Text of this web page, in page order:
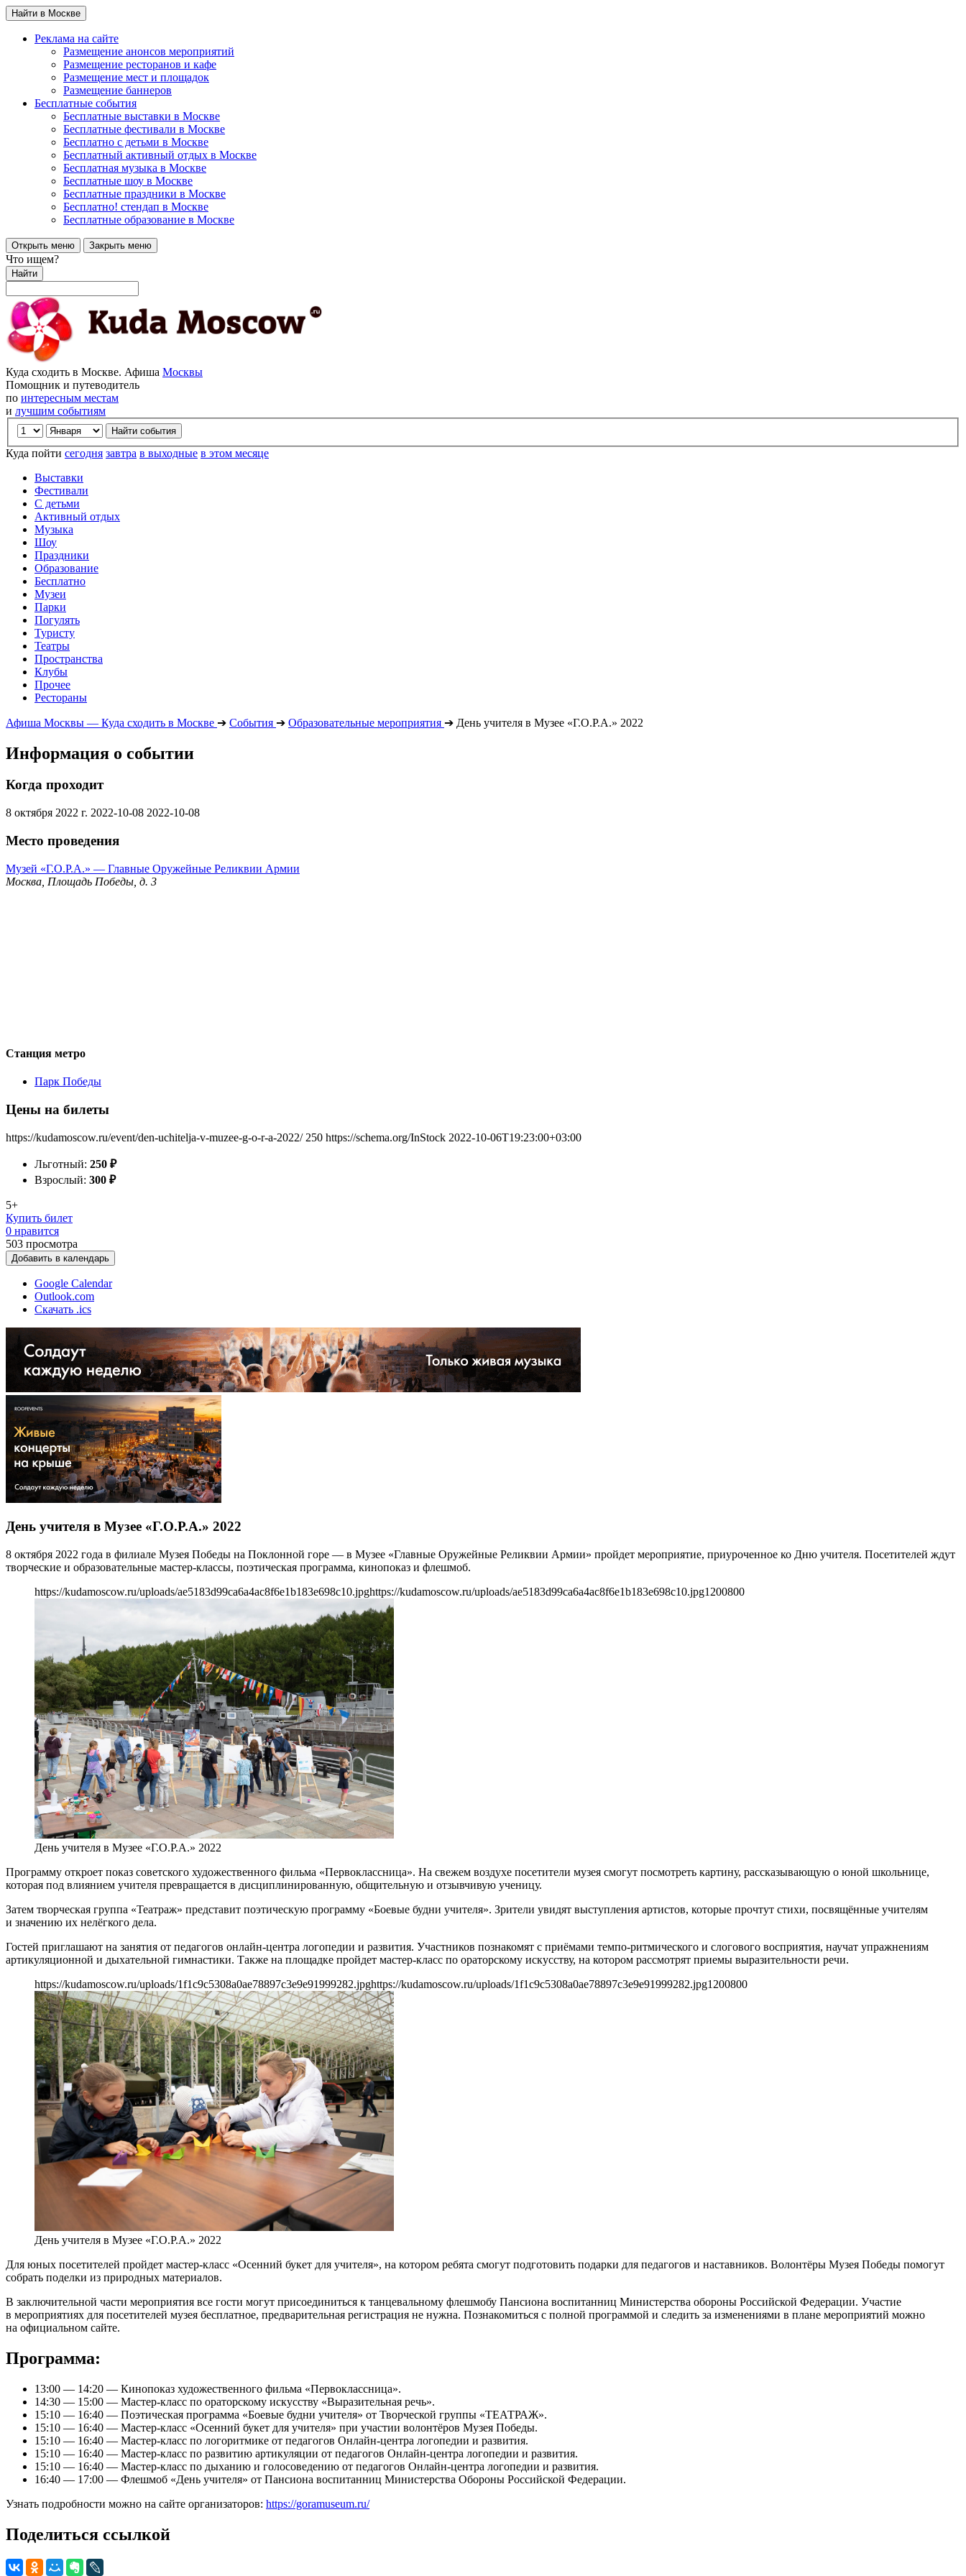
Найти в Москве
Реклама на сайте
Размещение анонсов мероприятий
Размещение ресторанов и кафе
Размещение мест и площадок
Размещение баннеров
Бесплатные события
Бесплатные выставки в Москве
Бесплатные фестивали в Москве
Бесплатно с детьми в Москве
Бесплатный активный отдых в Москве
Бесплатная музыка в Москве
Бесплатные шоу в Москве
Бесплатные праздники в Москве
Бесплатно! стендап в Москве
Бесплатные образование в Москве
Открыть меню Закрыть меню
Что ищем?
Найти
Куда сходить в Москве. Афиша Москвы
Помощник и путеводитель
по интересным местам
и лучшим событиям
Куда пойти сегодня завтра в выходные в этом месяце
Выставки
Фестивали
С детьми
Активный отдых
Музыка
Шоу
Праздники
Образование
Бесплатно
Музеи
Парки
Погулять
Туристу
Театры
Пространства
Клубы
Прочее
Рестораны
Афиша Москвы — Куда сходить в Москве ➔ События ➔ Образовательные мероприятия ➔ День учителя в Музее «Г.О.Р.А.» 2022
Информация о событии
Когда проходит
8 октября 2022 г. 2022-10-08 2022-10-08
Место проведения
Музей «Г.О.Р.А.» — Главные Оружейные Реликвии Армии
Москва, Площадь Победы, д. 3
Станция метро
Парк Победы
Цены на билеты
https://kudamoscow.ru/event/den-uchitelja-v-muzee-g-o-r-a-2022/ 250 https://schema.org/InStock 2022-10-06T19:23:00+03:00
Льготный: 250 ₽
Взрослый: 300 ₽
5+
Купить билет
0 нравится
503 просмотра
Добавить в календарь
Google Calendar
Outlook.com
Скачать .ics
День учителя в Музее «Г.О.Р.А.» 2022
8 октября 2022 года в филиале Музея Победы на Поклонной горе — в Музее «Главные Оружейные Реликвии Армии» пройдет мероприятие, приуроченное ко Дню учителя. Посетителей ждут
творческие и образовательные мастер-классы, поэтическая программа, кинопоказ и флешмоб.
https://kudamoscow.ru/uploads/ae5183d99ca6a4ac8f6e1b183e698c10.jpghttps://kudamoscow.ru/uploads/ae5183d99ca6a4ac8f6e1b183e698c10.jpg1200800
День учителя в Музее «Г.О.Р.А.» 2022
Программу откроет показ советского художественного фильма «Первоклассница». На свежем воздухе посетители музея смогут посмотреть картину, рассказывающую о юной школьнице,
которая под влиянием учителя превращается в дисциплинированную, общительную и отзывчивую ученицу.
Затем творческая группа «Театраж» представит поэтическую программу «Боевые будни учителя». Зрители увидят выступления артистов, которые прочтут стихи, посвящённые учителям
и значению их нелёгкого дела.
Гостей приглашают на занятия от педагогов онлайн-центра логопедии и развития. Участников познакомят с приёмами темпо-ритмического и слогового восприятия, научат упражнениям
артикуляционной и дыхательной гимнастики. Также на площадке пройдет мастер-класс по ораторскому искусству, на котором рассмотрят приемы выразительности речи.
https://kudamoscow.ru/uploads/1f1c9c5308a0ae78897c3e9e91999282.jpghttps://kudamoscow.ru/uploads/1f1c9c5308a0ae78897c3e9e91999282.jpg1200800
День учителя в Музее «Г.О.Р.А.» 2022
Для юных посетителей пройдет мастер-класс «Осенний букет для учителя», на котором ребята смогут подготовить подарки для педагогов и наставников. Волонтёры Музея Победы помогут
собрать поделки из природных материалов.
В заключительной части мероприятия все гости могут присоединиться к танцевальному флешмобу Пансиона воспитанниц Министерства обороны Российской Федерации. Участие
в мероприятиях для посетителей музея бесплатное, предварительная регистрация не нужна. Познакомиться с полной программой и следить за изменениями в плане мероприятий можно
на официальном сайте.
Программа:
13:00 — 14:20 — Кинопоказ художественного фильма «Первоклассница».
14:30 — 15:00 — Мастер-класс по ораторскому искусству «Выразительная речь».
15:10 — 16:40 — Поэтическая программа «Боевые будни учителя» от Творческой группы «ТЕАТРАЖ».
15:10 — 16:40 — Мастер-класс «Осенний букет для учителя» при участии волонтёров Музея Победы.
15:10 — 16:40 — Мастер-класс по логоритмике от педагогов Онлайн-центра логопедии и развития.
15:10 — 16:40 — Мастер-класс по развитию артикуляции от педагогов Онлайн-центра логопедии и развития.
15:10 — 16:40 — Мастер-класс по дыханию и голосоведению от педагогов Онлайн-центра логопедии и развития.
16:40 — 17:00 — Флешмоб «День учителя» от Пансиона воспитанниц Министерства Обороны Российской Федерации.
Узнать подробности можно на сайте организаторов: https://goramuseum.ru/
Поделиться ссылкой